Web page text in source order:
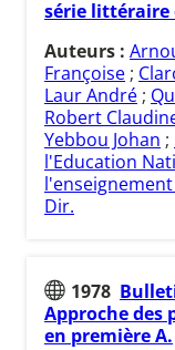
série
Auteurs :
Françoise ;
Laur André ;
Robert
Yebbou Johan ;
l'Education
Dir.
1978
Approche des
en première A.